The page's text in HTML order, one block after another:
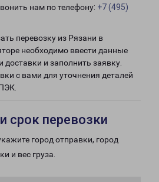
нам по телефону: +7 (495)
перевозку из Рязани в
необходимо ввести данные
доставки и заполнить заявку.
с вами для уточнения деталей
срок перевозки
город отправки, город
и вес груза.